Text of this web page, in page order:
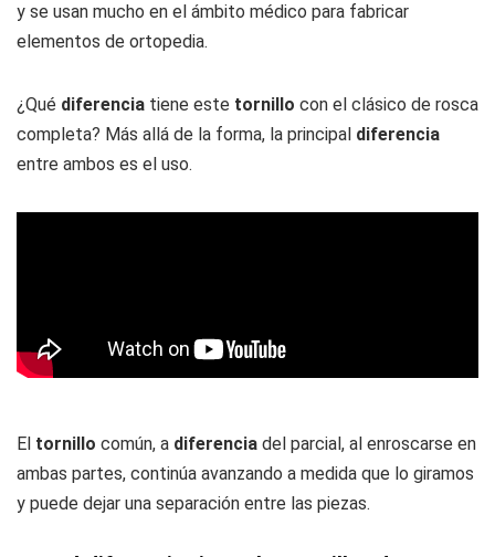
y se usan mucho en el ámbito médico para fabricar
elementos de ortopedia.
¿Qué diferencia tiene este tornillo con el clásico de rosca
completa? Más allá de la forma, la principal diferencia
entre ambos es el uso.
El tornillo común, a diferencia del parcial, al enroscarse en
ambas partes, continúa avanzando a medida que lo giramos
y puede dejar una separación entre las piezas.